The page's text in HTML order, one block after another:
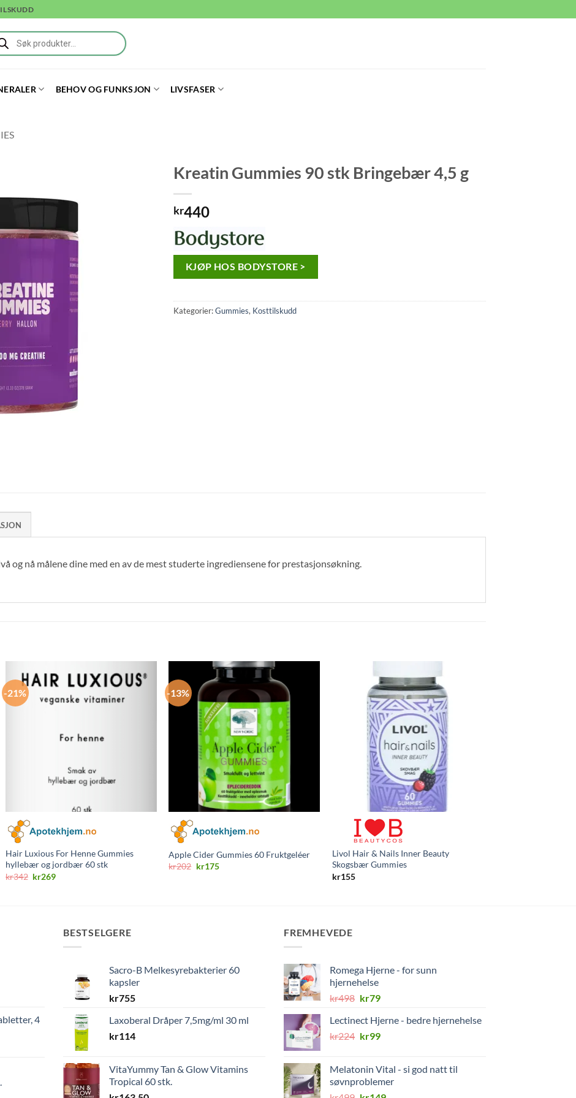
BEHOV OG FUNKSJON LIVSFASER
Kreatin Gummies 90 stk Bringebær 4,5 g
kr440
KJØP HOS BODYSTORE >
Kategorier:Gummies, Kosttilskudd
og nå målene dine med en av de mest studerte ingrediensene for prestasjonsøkning.
-21%
Hair Luxious For Henne Gummies
hyllebær og jordbær 60 stk
kr342 Opprinnelig
kr269Nåværende
-13%
Apple Cider Gummies 60 Fruktgeléer
kr202 Opprinnelig
kr175Nåværende
Livol Hair & Nails Inner Beauty
Skogsbær Gummies
kr155
4
BESTSELGERE
Sacro-B Melkesyrebakterier 60
kapsler
kr755
Laxoberal Dråper 7,5mg/ml 30 ml
kr114
VitaYummy Tan & Glow Vitamins
Tropical 60 stk.
FREMHEVEDE
Romega Hjerne - for sunn
hjernehelse
kr498 Opprinnelig
var:
kr498.
kr79Nåværende
er:
kr79.
Lectinect Hjerne - bedre hjernehelse
kr224 Opprinnelig
kr224.
kr99Nåværende
kr99.
Melatonin Vital - si god natt til
søvnproblemer